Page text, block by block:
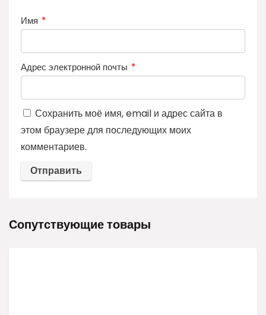
Имя *
Адрес электронной почты *
Сохранить моё имя, email и адрес сайта в
этом браузере для последующих моих
комментариев.
Сопутствующие товары